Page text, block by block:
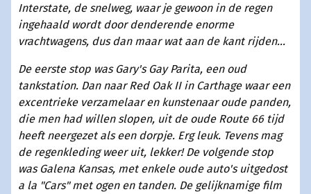
Interstate, de snelweg, waar je gewoon in de regen
ingehaald wordt door denderende enorme
vrachtwagens, dus dan maar wat aan de kant rijden...
De eerste stop was Gary's Gay Parita, een oud
tankstation. Dan naar Red Oak II in Carthage waar een
excentrieke verzamelaar en kunstenaar oude panden,
die men had willen slopen, uit de oude Route 66 tijd
heeft neergezet als een dorpje. Erg leuk. Tevens mag
de regenkleding weer uit, lekker! De volgende stop
was Galena Kansas, met enkele oude auto's uitgedost
a la "Cars" met ogen en tanden. De gelijknamige film